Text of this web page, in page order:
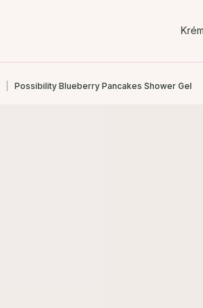
Possibility Blueberry Pancakes Shower Gel